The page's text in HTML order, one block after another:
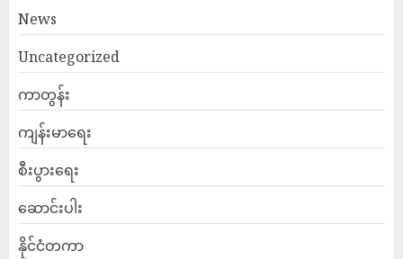
News
Uncategorized
ကာတွန်း
ကျန်းမာရေး
စီးပွားရေး
ဆောင်းပါး
နိုင်ငံတကာ